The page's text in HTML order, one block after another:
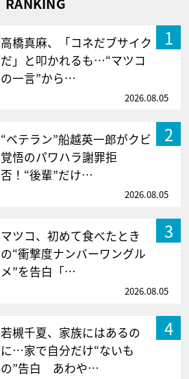
1
高橋真麻、「コネだブサイク
だ」と叩かれるも…“マツコ
の一言”から…
2026.08.05
2
“ベテラン”船越英一郎がクビ
覚悟のパワハラ謝罪拒
否！“後輩”だけ…
2026.08.05
3
マツコ、初めて食べたとき
の“衝撃度ナンバーワングル
メ”を告白「…
2026.08.05
4
若槻千夏、家族にはあるの
に…家で自分だけ“ないも
の”告白 あわや…